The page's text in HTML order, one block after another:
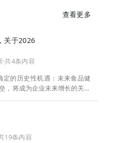
查看更多
关于2026
共4条内容
，将成为企业未来增长的关键
新产品”透视“未来机会”，以
拆解年度标杆的增长逻辑与
老龄营养”“清洁标签”等热门赛
新、未来增长机会、企业战
19条内容